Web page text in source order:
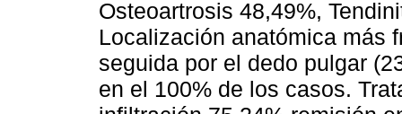
Osteoartrosis 48,49%,
Localización anatómica más
seguida por el dedo pulgar
en el 100% de los casos.